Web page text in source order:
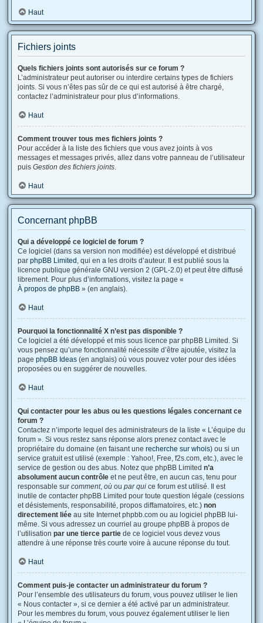
Haut
Fichiers joints
Quels fichiers joints sont autorisés sur ce forum ?
L’administrateur peut autoriser ou interdire certains types de fichiers
joints. Si vous n’êtes pas sûr de ce qui est autorisé à être chargé,
contactez l’administrateur pour plus d’informations.
Haut
Comment trouver tous mes fichiers joints ?
Pour accéder à la liste des fichiers que vous avez joints à vos
messages et messages privés, allez dans votre panneau de l’utilisateur
puis Gestion des fichiers joints.
Haut
Concernant phpBB
Qui a développé ce logiciel de forum ?
Ce logiciel (dans sa version non modifiée) est développé et distribué
par phpBB Limited , qui en a les droits d’auteur. Il est publié sous la
licence publique générale GNU version 2 (GPL-2.0) et peut être diffusé
librement. Pour plus d’informations, visitez la page «
À propos de phpBB » (en anglais).
Haut
Pourquoi la fonctionnalité X n’est pas disponible ?
Ce logiciel a été développé et mis sous licence par phpBB Limited. Si
vous pensez qu’une fonctionnalité nécessite d’être ajoutée, visitez la
page phpBB Ideas (en anglais) où vous pouvez voter pour des idées
proposées ou en suggérer de nouvelles.
Haut
Qui contacter pour les abus ou les questions légales concernant ce
forum ?
Contactez n’importe lequel des administrateurs de la liste « L’équipe du
forum ». Si vous restez sans réponse alors prenez contact avec le
propriétaire du domaine (en faisant une recherche sur whois) ou si un
service gratuit est utilisé (exemple : Yahoo!, Free, f2s.com, etc.), avec le
service de gestion ou des abus. Notez que phpBB Limited n’a
absolument aucun contrôle et ne peut être, en aucun cas, tenu pour
responsable sur comment, où ou par qui ce forum est utilisé. Il est
inutile de contacter phpBB Limited pour toute question légale (cessions
et désistements, responsabilité, propos diffamatoires, etc.) non
directement liée au site Internet phpbb.com ou au logiciel phpBB lui-
même. Si vous adressez un courriel au groupe phpBB à propos de
l’utilisation par une tierce partie de ce logiciel vous devez vous
attendre à une réponse très courte voire à aucune réponse du tout.
Haut
Comment puis-je contacter un administrateur du forum ?
Pour l’ensemble des utilisateurs du forum, vous pouvez utiliser le lien
« Nous contacter », si ce dernier a été activé par un administrateur.
Pour les membres du forum, vous pouvez également utiliser le lien